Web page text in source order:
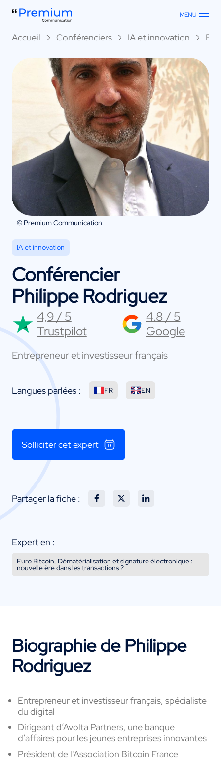
MENU
Accueil Conférenciers IA et innovation
© Premium Communication
IA et innovation
Conférencier
Philippe Rodriguez
4,9 / 5
Trustpilot
4.8 / 5
Google
Entrepreneur et investisseur français
Langues parlées : FR EN
Solliciter cet expert
Partager la fiche :
Expert en :
Euro Bitcoin, Dématérialisation et signature électronique :
nouvelle ère dans les transactions ?
Biographie de Philippe
Rodriguez
Entrepreneur et investisseur français, spécialiste
du digital
Dirigeant d’Avolta Partners, une banque
d’affaires pour les jeunes entreprises innovantes
Président de l'Association Bitcoin France